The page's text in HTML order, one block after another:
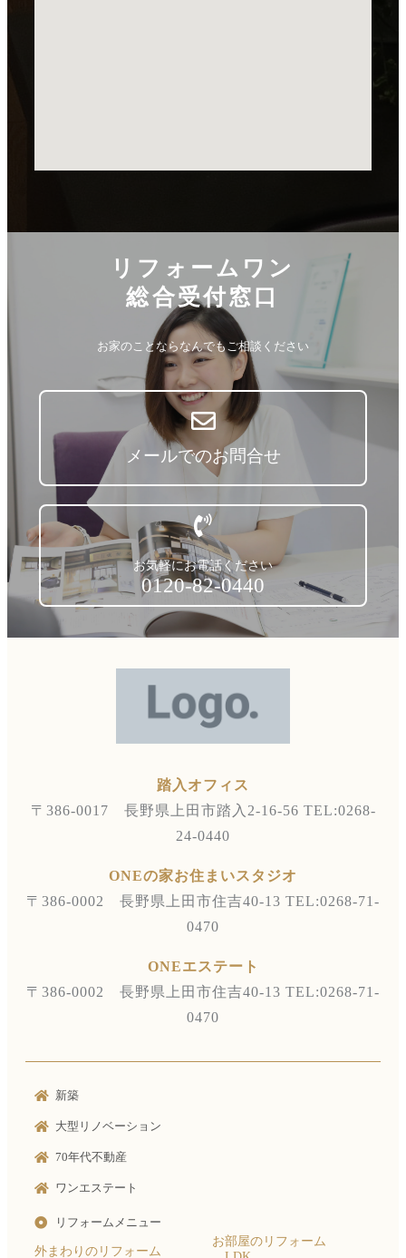
リフォームワン
総合受付窓口
お家のことならなんでもご相談ください
メールでのお問合せ
お気軽にお電話ください
0120-82-0440
踏入オフィス
〒386-0017 長野県上田市踏入2-16-56 TEL:0268-
24-0440
ONEの家お住まいスタジオ
〒386-0002 長野県上田市住吉40-13 TEL:0268-71-
0470
ONEエステート
〒386-0002 長野県上田市住吉40-13 TEL:0268-71-
0470
新築
大型リノベーション
70年代不動産
ワンエステート
リフォームメニュー
外まわりのリフォーム
お部屋のリフォーム